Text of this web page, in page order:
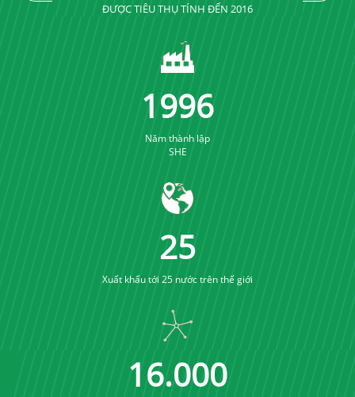
ĐƯỢC TIÊU THỤ TÍNH ĐẾN 2016
2005
Năm thành lập
SHE
25
Xuất khẩu tới 25 nước trên thế giới
16.000